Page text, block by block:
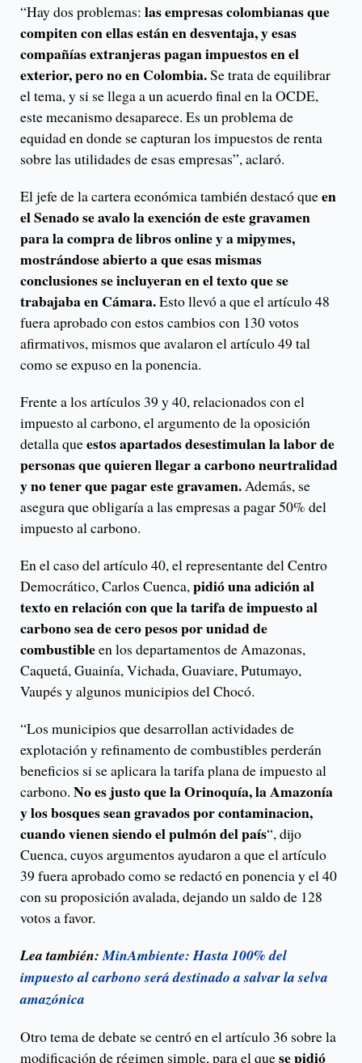
“Hay dos problemas: las empresas colombianas que
compiten con ellas están en desventaja, y esas
compañías extranjeras pagan impuestos en el
exterior, pero no en Colombia.Se trata de equilibrar
el tema, y si se llega a un acuerdo final en la OCDE,
este mecanismo desaparece. Es un problema de
equidad en donde se capturan los impuestos de renta
sobre las utilidades de esas empresas”, aclaró.
El jefe de la cartera económica también destacó queen
el Senado se avalo la exención de este gravamen
para la compra de libros online y a mipymes,
mostrándose abierto a que esas mismas
conclusiones se incluyeran en el texto que se
trabajaba en Cámara.Esto llevó a que el artículo 48
fuera aprobado con estos cambios con 130 votos
afirmativos, mismos que avalaron el artículo 49 tal
como se expuso en la ponencia.
Frente a los artículos 39 y 40, relacionados con el
impuesto al carbono, el argumento de la oposición
detalla queestos apartados desestimulan la labor de
personas que quieren llegar a carbono neurtralidad
y no tener que pagar este gravamen.Además, se
asegura que obligaría a las empresas a pagar 50% del
impuesto al carbono.
En el caso del artículo 40, el representante del Centro
Democrático, Carlos Cuenca,pidió una adición al
texto en relación con que la tarifa de impuesto al
carbono sea de cero pesos por unidad de
combustibleen los departamentos de Amazonas,
Caquetá, Guainía, Vichada, Guaviare, Putumayo,
Vaupés y algunos municipios del Chocó.
“Los municipios que desarrollan actividades de
explotación y refinamento de combustibles perderán
beneficios si se aplicara la tarifa plana de impuesto al
carbono. No es justo que la Orinoquía, la Amazonía
y los bosques sean gravados por contaminacion,
cuando vienen siendo el pulmón del país“, dijo
Cuenca, cuyos argumentos ayudaron a que el artículo
39 fuera aprobado como se redactó en ponencia y el 40
con su proposición avalada, dejando un saldo de 128
votos a favor.
Lea también:MinAmbiente: Hasta 100% del
impuesto al carbono será destinado a salvar la selva
amazónica
Otro tema de debate se centró en el artículo 36 sobre la
modificación de régimen simple, para el quese pidió